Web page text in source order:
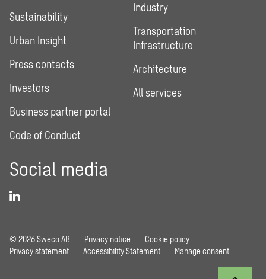
Sustainability
Urban Insight
Press contacts
Investors
Business partner portal
Code of Conduct
Industry
Transportation
Infrastructure
Architecture
All services
Social media
© 2026 Sweco AB Privacy notice
Cookie policy
Privacy statement
Accessibility Statement Manage consent